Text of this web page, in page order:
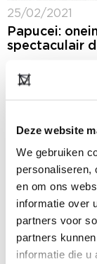
Deze website
We gebruiken
personaliseren,
en om ons
informatie over
partners voor
partners
informatie die u
25/02/2021
Papucei:
spectaculair
‘schoentjes’.